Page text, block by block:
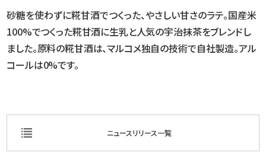
砂糖を使わずに糀甘酒でつくった、やさしい甘さのラテ。国産米
100%でつくった糀甘酒に生乳と人気の宇治抹茶をブレンドし
ました。原料の糀甘酒は、マルコメ独自の技術で自社製造。アル
コールは0%です。
ニュースリリース一覧